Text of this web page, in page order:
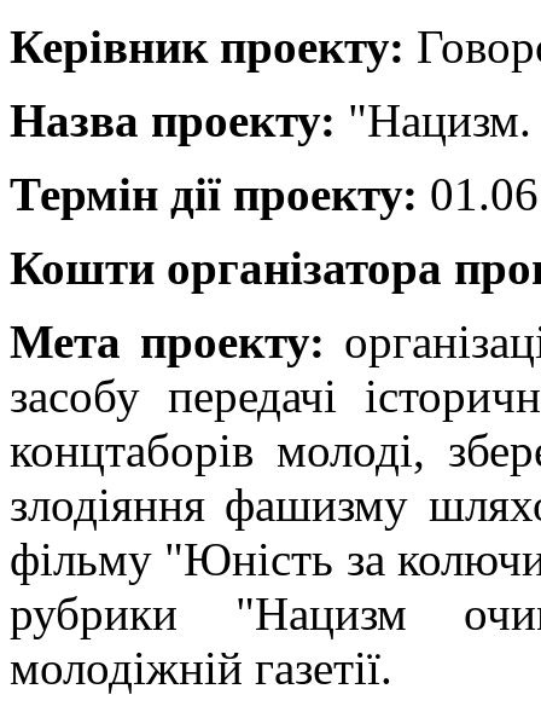
Керівник проекту:
Назва проекту:
Термін дії проекту:
Кошти організатора
Мета проекту:
засобу передачі
концтаборів молоді,
злодіяння фашизму
фільму "Юність за
рубрики "Нацизм
молодіжній газетії.